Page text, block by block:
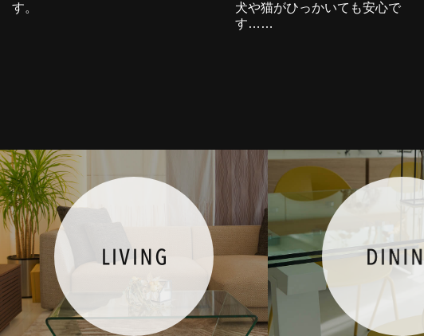
す。
犬や猫がひっかいても安心で
す……